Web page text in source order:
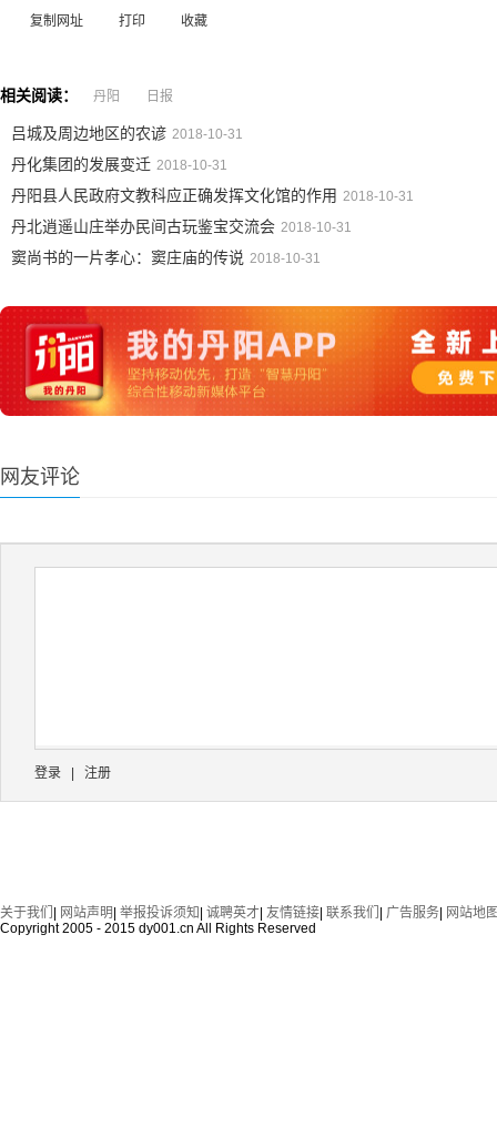
复制网址 打印 收藏
相关阅读： 丹阳 日报
吕城及周边地区的农谚 2018-10-31
丹化集团的发展变迁 2018-10-31
丹阳县人民政府文教科应正确发挥文化馆的作用 2018-10-31
丹北逍遥山庄举办民间古玩鉴宝交流会 2018-10-31
窦尚书的一片孝心：窦庄庙的传说 2018-10-31
网友评论
登录 注册
关于我们 网站声明 举报投诉须知 诚聘英才 友情链接 联系我们 广告服务 网站地
Copyright 2005 - 2015 dy001.cn All Rights Reserved